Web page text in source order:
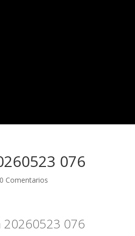
076
0 Comentarios
20260523 076